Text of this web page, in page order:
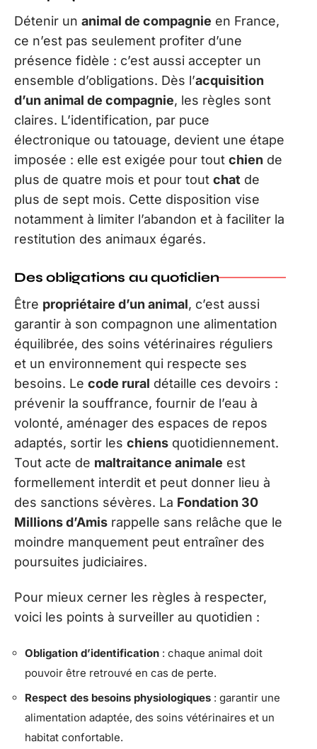
Détenir un animal de compagnie en France,
ce n’est pas seulement profiter d’une
présence fidèle : c’est aussi accepter un
ensemble d’obligations. Dès l’acquisition
d’un animal de compagnie, les règles sont
claires. L’identification, par puce
électronique ou tatouage, devient une étape
imposée : elle est exigée pour tout chien de
plus de quatre mois et pour tout chat de
plus de sept mois. Cette disposition vise
notamment à limiter l’abandon et à faciliter la
restitution des animaux égarés.
Des obligations au quotidien
Être propriétaire d’un animal, c’est aussi
garantir à son compagnon une alimentation
équilibrée, des soins vétérinaires réguliers
et un environnement qui respecte ses
besoins. Le code rural détaille ces devoirs :
prévenir la souffrance, fournir de l’eau à
volonté, aménager des espaces de repos
adaptés, sortir les chiens quotidiennement.
Tout acte de maltraitance animale est
formellement interdit et peut donner lieu à
des sanctions sévères. La Fondation 30
Millions d’Amis rappelle sans relâche que le
moindre manquement peut entraîner des
poursuites judiciaires.
Pour mieux cerner les règles à respecter,
voici les points à surveiller au quotidien :
Obligation d’identification : chaque animal doit
pouvoir être retrouvé en cas de perte.
Respect des besoins physiologiques : garantir une
alimentation adaptée, des soins vétérinaires et un
habitat confortable.